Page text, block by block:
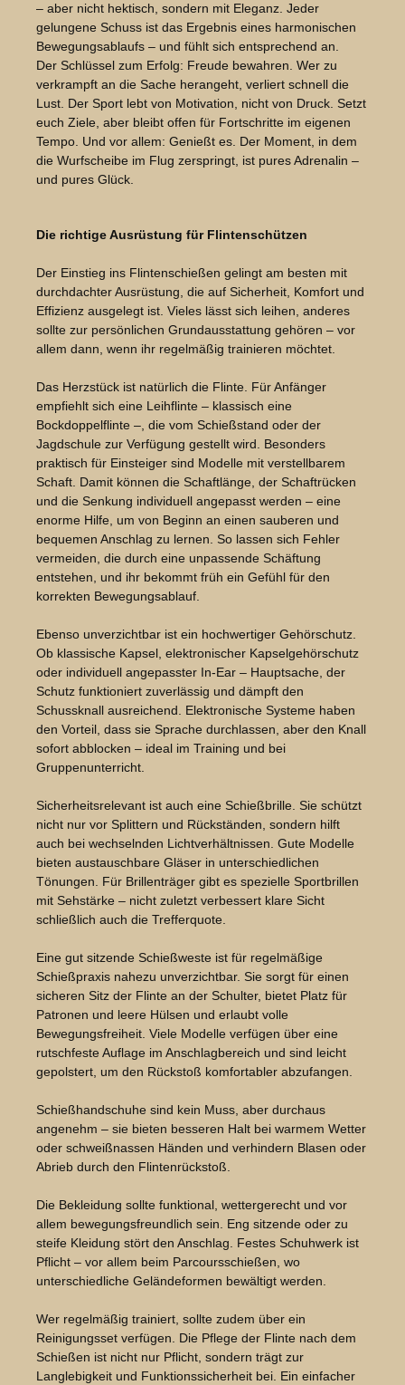
– aber nicht hektisch, sondern mit Eleganz. Jeder
gelungene Schuss ist das Ergebnis eines harmonischen
Bewegungsablaufs – und fühlt sich entsprechend an.
Der Schlüssel zum Erfolg: Freude bewahren. Wer zu
verkrampft an die Sache herangeht, verliert schnell die
Lust. Der Sport lebt von Motivation, nicht von Druck. Setzt
euch Ziele, aber bleibt offen für Fortschritte im eigenen
Tempo. Und vor allem: Genießt es. Der Moment, in dem
die Wurfscheibe im Flug zerspringt, ist pures Adrenalin –
und pures Glück.
Die richtige Ausrüstung für Flintenschützen
Der Einstieg ins Flintenschießen gelingt am besten mit
durchdachter Ausrüstung, die auf Sicherheit, Komfort und
Effizienz ausgelegt ist. Vieles lässt sich leihen, anderes
sollte zur persönlichen Grundausstattung gehören – vor
allem dann, wenn ihr regelmäßig trainieren möchtet.
Das Herzstück ist natürlich die Flinte. Für Anfänger
empfiehlt sich eine Leihflinte – klassisch eine
Bockdoppelflinte –, die vom Schießstand oder der
Jagdschule zur Verfügung gestellt wird. Besonders
praktisch für Einsteiger sind Modelle mit verstellbarem
Schaft. Damit können die Schaftlänge, der Schaftrücken
und die Senkung individuell angepasst werden – eine
enorme Hilfe, um von Beginn an einen sauberen und
bequemen Anschlag zu lernen. So lassen sich Fehler
vermeiden, die durch eine unpassende Schäftung
entstehen, und ihr bekommt früh ein Gefühl für den
korrekten Bewegungsablauf.
Ebenso unverzichtbar ist ein hochwertiger Gehörschutz.
Ob klassische Kapsel, elektronischer Kapselgehörschutz
oder individuell angepasster In-Ear – Hauptsache, der
Schutz funktioniert zuverlässig und dämpft den
Schussknall ausreichend. Elektronische Systeme haben
den Vorteil, dass sie Sprache durchlassen, aber den Knall
sofort abblocken – ideal im Training und bei
Gruppenunterricht.
Sicherheitsrelevant ist auch eine Schießbrille. Sie schützt
nicht nur vor Splittern und Rückständen, sondern hilft
auch bei wechselnden Lichtverhältnissen. Gute Modelle
bieten austauschbare Gläser in unterschiedlichen
Tönungen. Für Brillenträger gibt es spezielle Sportbrillen
mit Sehstärke – nicht zuletzt verbessert klare Sicht
schließlich auch die Trefferquote.
Eine gut sitzende Schießweste ist für regelmäßige
Schießpraxis nahezu unverzichtbar. Sie sorgt für einen
sicheren Sitz der Flinte an der Schulter, bietet Platz für
Patronen und leere Hülsen und erlaubt volle
Bewegungsfreiheit. Viele Modelle verfügen über eine
rutschfeste Auflage im Anschlagbereich und sind leicht
gepolstert, um den Rückstoß komfortabler abzufangen.
Schießhandschuhe sind kein Muss, aber durchaus
angenehm – sie bieten besseren Halt bei warmem Wetter
oder schweißnassen Händen und verhindern Blasen oder
Abrieb durch den Flintenrückstoß.
Die Bekleidung sollte funktional, wettergerecht und vor
allem bewegungsfreundlich sein. Eng sitzende oder zu
steife Kleidung stört den Anschlag. Festes Schuhwerk ist
Pflicht – vor allem beim Parcoursschießen, wo
unterschiedliche Geländeformen bewältigt werden.
Wer regelmäßig trainiert, sollte zudem über ein
Reinigungsset verfügen. Die Pflege der Flinte nach dem
Schießen ist nicht nur Pflicht, sondern trägt zur
Langlebigkeit und Funktionssicherheit bei. Ein einfacher